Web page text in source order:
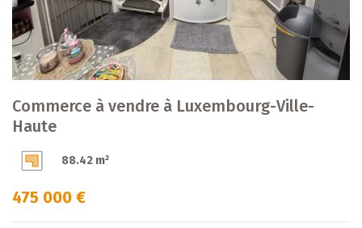
Commerce à vendre à Luxembourg-Ville-
Haute
88.42 m²
475 000 €